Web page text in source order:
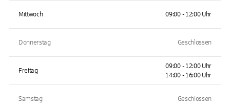
Mittwoch 09:00 - 12:00 Uhr
Donnerstag Geschlossen
Freitag
09:00 - 12:00 Uhr
14:00 - 16:00 Uhr
Samstag Geschlossen